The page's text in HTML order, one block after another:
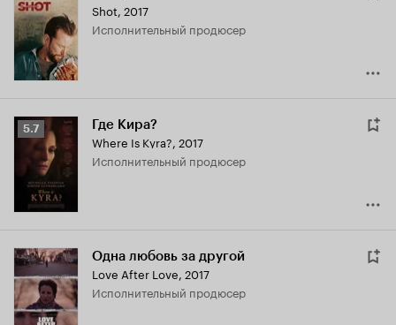
Shot, 2017
исполнительный продюсер
Рейтинг
Кинопоиска
5.7
5.7 Где Кира?
Where Is Kyra?, 2017
исполнительный продюсер
Одна любовь за другой
Love After Love, 2017
исполнительный продюсер